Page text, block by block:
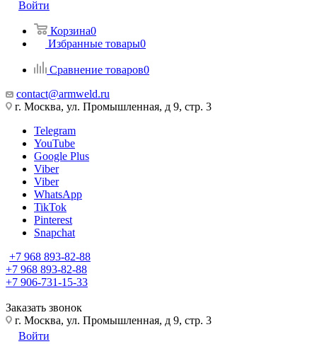
Войти
Корзина0
Избранные товары0
Сравнение товаров0
contact@armweld.ru
г. Москва, ул. Промышленная, д 9, стр. 3
Telegram
YouTube
Google Plus
Viber
Viber
WhatsApp
TikTok
Pinterest
Snapchat
+7 968 893-82-88
+7 968 893-82-88
+7 906-731-15-33
Заказать звонок
г. Москва, ул. Промышленная, д 9, стр. 3
Войти